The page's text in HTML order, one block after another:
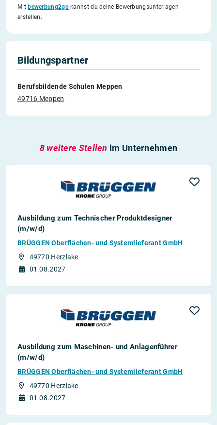
Mit bewerbung2gokannst du deine Bewerbungsunterlagen
erstellen.
Bildungspartner
Berufsbildende Schulen Meppen
49716 Meppen
8 weitere Stellen im Unternehmen
Ausbildung zum Technischer Produktdesigner
(m/w/d)
BRÜGGEN Oberflächen- und Systemlieferant GmbH
49770 Herzlake
01.08.2027
Ausbildung zum Maschinen- und Anlagenführer
(m/w/d)
BRÜGGEN Oberflächen- und Systemlieferant GmbH
49770 Herzlake
01.08.2027